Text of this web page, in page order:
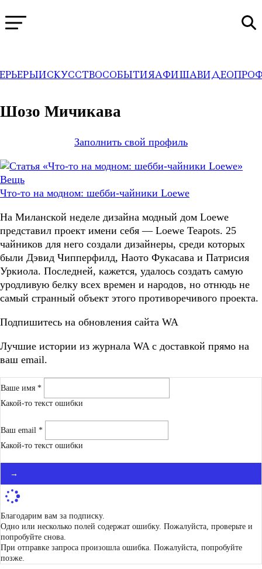
ИСКУССТВОСОБЫТИЯАФИШАВИДЕО
WA→Профили
Шозо Мичикава
Заполнить свой профиль
Вещь
Что-то на модном: шебби-чайники Loewe
На Миланской неделе дизайна модный дом Loewe
представил проект имени себя — Loewe Teapots. 25
чайников для него создали дизайнеры, среди которых
были Дэвид Чипперфилд, Наото Фукасава и Патрисия
Уркиола. Последней, кажется, удалось создать самую
уродливую белку всех времен и народов, но отнюдь не
самый странный объект этого противоречивого проекта.
Подпишитесь на обновления сайта WA
Лучшие истории из журнала WA c доставкой прямо на
ваш email.
Ваше имя *
Какой-то текст ошибки
Ваш email *
Какой-то текст ошибки
→
Благодарим вам за подписку.
Одно или несколько полей содержат ошибку. Пожалуйста, проверьте и
попробуйте снова.
При отправке запроса произошла ошибка. Пожалуйста, попробуйте
позже.